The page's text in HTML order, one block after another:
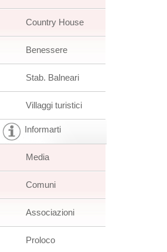
Country House
Benessere
Stab. Balneari
Villaggi turistici
Informarti
Media
Comuni
Associazioni
Proloco